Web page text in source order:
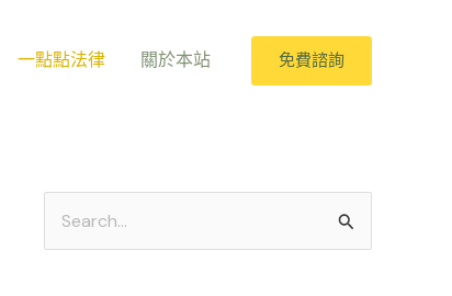
一點點法律 關於本站 免費諮詢